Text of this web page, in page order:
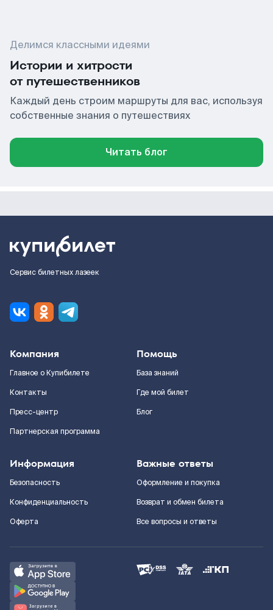
Делимся классными идеями
Истории и хитрости
от путешественников
Каждый день строим маршруты для вас, используя
собственные знания о путешествиях
Читать блог
Сервис билетных лазеек
Компания
Главное о Купибилете
Контакты
Пресс-центр
Партнерская программа
Помощь
База знаний
Где мой билет
Блог
Информация
Безопасность
Конфиденциальность
Оферта
Важные ответы
Оформление и покупка
Возврат и обмен билета
Все вопросы и ответы